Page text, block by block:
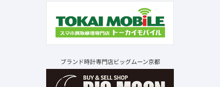
ブランド時計専門店ビッグムーン京都